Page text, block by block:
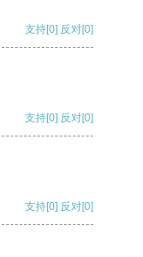
支持[0] 反对[0]
支持[0] 反对[0]
支持[0] 反对[0]